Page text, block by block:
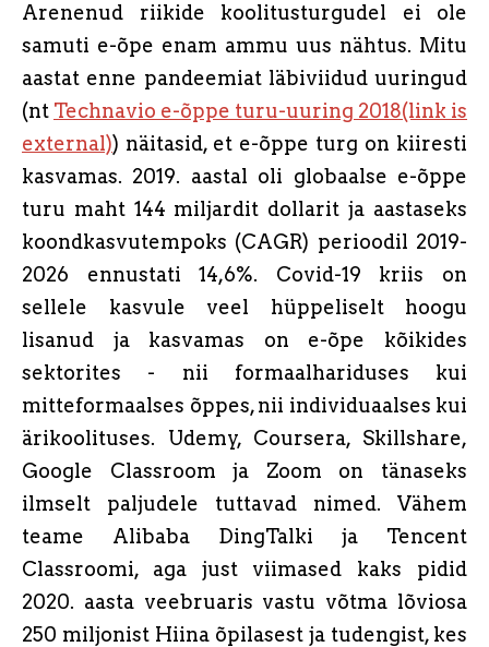
Arenenud riikide koolitusturgudel ei ole
samuti e-õpe enam ammu uus nähtus. Mitu
aastat enne pandeemiat läbiviidud uuringud
(nt Technavio e-õppe turu-uuring 2018(link is
external)) näitasid, et e-õppe turg on kiiresti
kasvamas. 2019. aastal oli globaalse e-õppe
turu maht 144 miljardit dollarit ja aastaseks
koondkasvutempoks (CAGR) perioodil 2019-
2026 ennustati 14,6%. Covid-19 kriis on
sellele kasvule veel hüppeliselt hoogu
lisanud ja kasvamas on e-õpe kõikides
sektorites - nii formaalhariduses kui
mitteformaalses õppes, nii individuaalses kui
ärikoolituses. Udemy, Coursera, Skillshare,
Google Classroom ja Zoom on tänaseks
ilmselt paljudele tuttavad nimed. Vähem
teame Alibaba DingTalki ja Tencent
Classroomi, aga just viimased kaks pidid
2020. aasta veebruaris vastu võtma lõviosa
250 miljonist Hiina õpilasest ja tudengist, kes